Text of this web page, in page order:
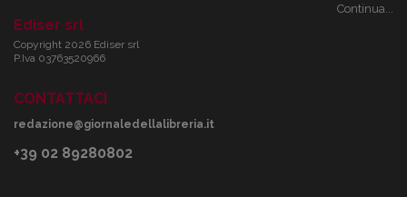
Continua...
Ediser srl
Copyright 2026 Ediser srl
P.Iva 03763520966
CONTATTACI
redazione@giornaledellalibreria.it
+39 02 89280802